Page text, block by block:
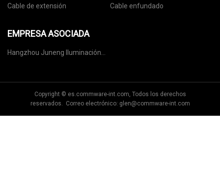
Cable de extensión Cable enfundado
EMPRESA ASOCIADA
Hangzhou Juneng Iluminación
Copyright © es.commware-int.com, Todos los derechos
reservados. Correo electrónico: glen@commware-int.com